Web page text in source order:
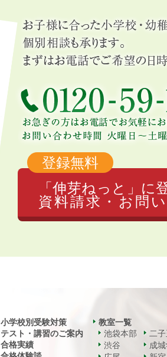
登録無料
「伸芽ねっと」に
資料請求・お問
小学校別受験対策
テスト・講習のご案内
合格実績
教室一覧
池袋本部
渋谷
二
成